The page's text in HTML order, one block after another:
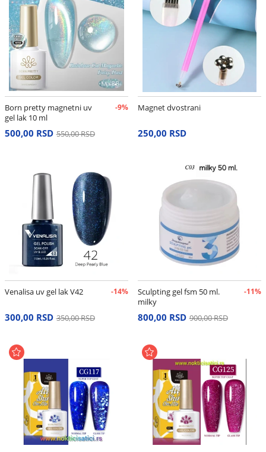
Born pretty magnetni uv
gel lak 10 ml
-9%
500,00 RSD 550,00 RSD
Magnet dvostrani
250,00 RSD
Venalisa uv gel lak V42 -14%
300,00 RSD 350,00 RSD
Sculpting gel fsm 50 ml.
milky
-11%
800,00 RSD 900,00 RSD